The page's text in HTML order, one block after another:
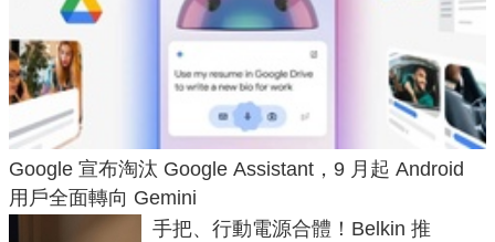
Google 宣布淘汰 Google Assistant，9 月起 Android
用戶全面轉向 Gemini
手把、行動電源合體！Belkin 推